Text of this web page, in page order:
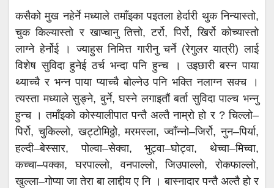
कसैको मुख नहेर्ने मध्याले तमाँइका पइतला हेर्दारी थुक निन्यास्तो,
चुक किल्यास्तो र खाप्चानु तित्तो, टर्रो, पिर्रो, खिर्रो कोच्यास्तो
लाग्ने हेर्नोई । ज्याहुस निमित्त गारीनु चर्ने (रेगुलर यात्री) लाई
विशेष सुविदा हुनेई ठर्च भन्दा पनि हुन्च । उइछारी बस्न पाया
थ्याच्चै र भन्न पाया प्याच्चै बोल्नेउ पनि भक्ति नलाग्न सक्च ।
त्यस्ता मध्याले सुङ्ने, बुर्ने, घस्ने लगाइतौं बर्ता सुविदा पाल्च भन्नु
हुन्च । तमाँइको कोस्यालीपात पन्तै अल्तै नाम्रो हो र ? चिल्लो–
पिर्रो, चुकिल्लो, खट्टोमिठ्ठोे, मरमस्ला, ज्वाँन्नो–जिर्रो, नुन–पिर्या,
हल्दी–बेस्सार, पोल्वा–सेक्वा, भुट्वा–घोट्वा, थेच्वा–मिच्वा,
कच्चा–पक्का, घरपाल्लो, वनपाल्लो, जिउपाल्लो, रोकफाल्लो,
खुल्ला–गोप्या जा तेरा बा लाद्दीय ए नि । बास्नादार पन्तै अल्तै हो र